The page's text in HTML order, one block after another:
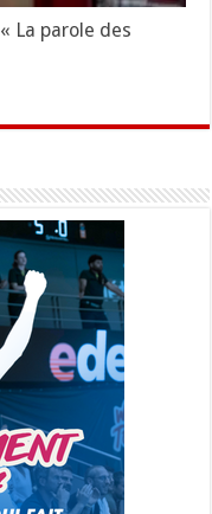
La parole des